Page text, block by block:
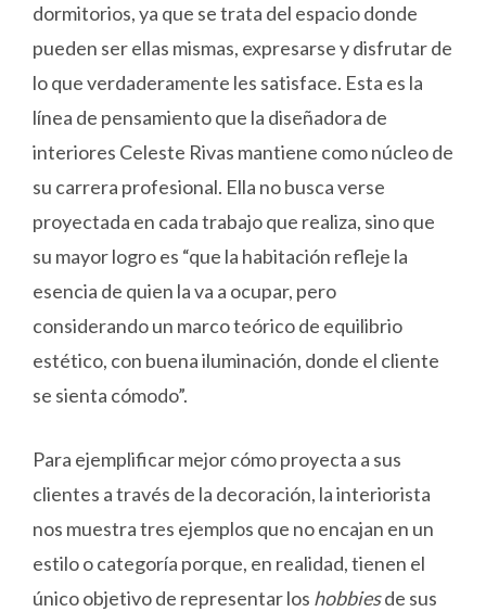
dormitorios, ya que se trata del espacio donde
pueden ser ellas mismas, expresarse y disfrutar de
lo que verdaderamente les satisface. Esta es la
línea de pensamiento que la diseñadora de
interiores Celeste Rivas mantiene como núcleo de
su carrera profesional. Ella no busca verse
proyectada en cada trabajo que realiza, sino que
su mayor logro es “que la habitación refleje la
esencia de quien la va a ocupar, pero
considerando un marco teórico de equilibrio
estético, con buena iluminación, donde el cliente
se sienta cómodo”.
Para ejemplificar mejor cómo proyecta a sus
clientes a través de la decoración, la interiorista
nos muestra tres ejemplos que no encajan en un
estilo o categoría porque, en realidad, tienen el
único objetivo de representar los hobbiesde sus